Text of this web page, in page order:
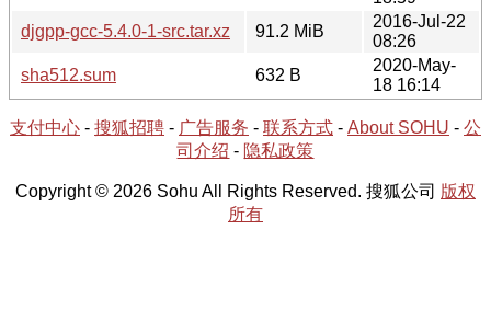
djgpp-gcc-5.4.0-1-src.tar.xz
91.2 MiB
2016-Jul-22
08:26
sha512.sum
632 B
2020-May-
18 16:14
支付中心 - 搜狐招聘 - 广告服务 - 联系方式 - About SOHU - 公
司介绍 - 隐私政策
Copyright © 2026 Sohu All Rights Reserved. 搜狐公司 版权
所有